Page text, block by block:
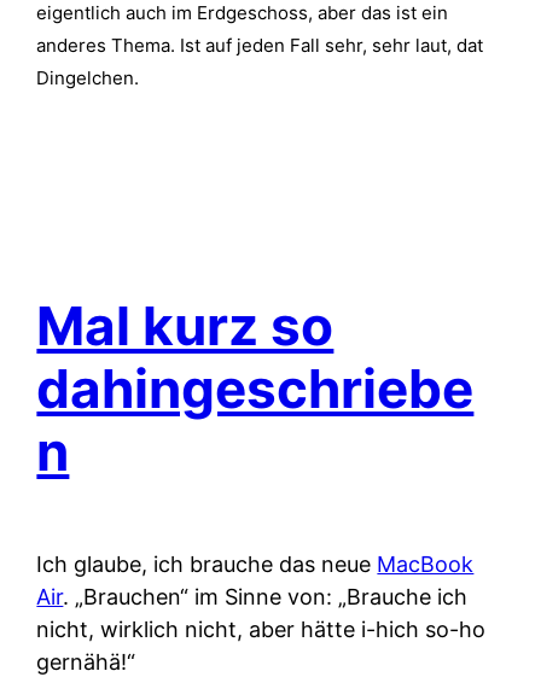
eigentlich auch im Erdgeschoss, aber das ist ein
anderes Thema. Ist auf jeden Fall sehr, sehr laut, dat
Dingelchen.
Mal kurz so
dahingeschriebe
n
Ich glaube, ich brauche das neue MacBook
Air. „Brauchen“ im Sinne von: „Brauche ich
nicht, wirklich nicht, aber hätte i-hich so-ho
gernähä!“